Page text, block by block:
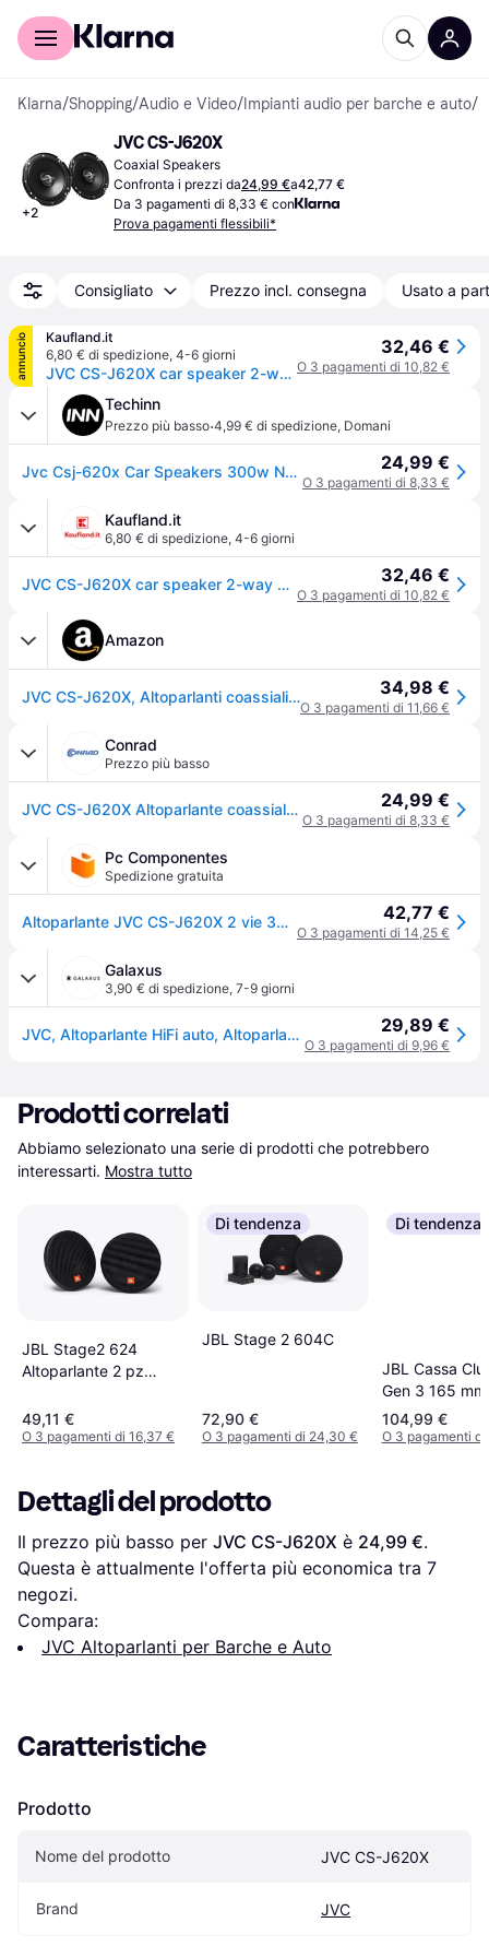
Per il tuo shopping
Klarna/Shopping/Audio e Video/ Impianti audio per barche e auto/
+2
JVC CS-J620X
Coaxial Speakers
Confronta i prezzi da24,99 €a42,77 €
Da 3 pagamenti di 8,33 € con
Prova pagamenti flessibili*
Consigliato Prezzo incl. consegna Usato a
annuncio
Kaufland.it
6,80 € di spedizione, 4-6 giorni
JVC CS-J620X car speaker 2-way 300 W Round
32,46 €
O 3 pagamenti di 10,82 €
Techinn
Prezzo più basso·4,99 € di spedizione, Domani
Jvc Csj-620x Car Speakers 300w Nero 24,99 €
O 3 pagamenti di 8,33 €
Kaufland.it
6,80 € di spedizione, 4-6 giorni
JVC CS-J620X car speaker 2-way 300 W Round 32,46 €
O 3 pagamenti di 10,82 €
Amazon
JVC CS-J620X, Altoparlanti coassiali da 16 cm, Potenza di picco di 300W, Woofer in mica da 16cm, Magnete in ferrite, Risposta in frequenza di 30-22,000Hz, Surround ibrido, Nero 34,98 €
O 3 pagamenti di 11,66 €
Conrad
Prezzo più basso
JVC CS-J620X Altoparlante coassiale da incasso a 2 vie 300 W Contenuto: 1 Paio/a 24,99 €
O 3 pagamenti di 8,33 €
Pc Componentes
Spedizione gratuita
Altoparlante JVC CS-J620X 2 vie 300 W neodimio nero round 16 cm 42,77 €
O 3 pagamenti di 14,25 €
Galaxus
3,90 € di spedizione, 7-9 giorni
JVC, Altoparlante HiFi auto, Altoparlanti coassiali (300W, 16cm, 6 x 9") 29,89 €
O 3 pagamenti di 9,96 €
Prodotti correlati
Abbiamo selezionato una serie di prodotti che potrebbero
interessarti. Mostra tutto
JBL Stage2 624
Altoparlante 2 pz
49,11 €
O 3 pagamenti di 16,37 €
Di tendenza
JBL Stage 2 604C
72,90 €
O 3 pagamenti di 24,30 €
Di tendenza
JBL Cassa
Gen 3 165
Watt
104,99 €
O 3 pagamenti
Dettagli del prodotto
Il prezzo più basso per JVC CS-J620X è 24,99 €.
Questa è attualmente l'offerta più economica tra 7
negozi.
Compara:
JVC Altoparlanti per Barche e Auto
Caratteristiche
Prodotto
Nome del prodotto JVC CS-J620X
Brand JVC